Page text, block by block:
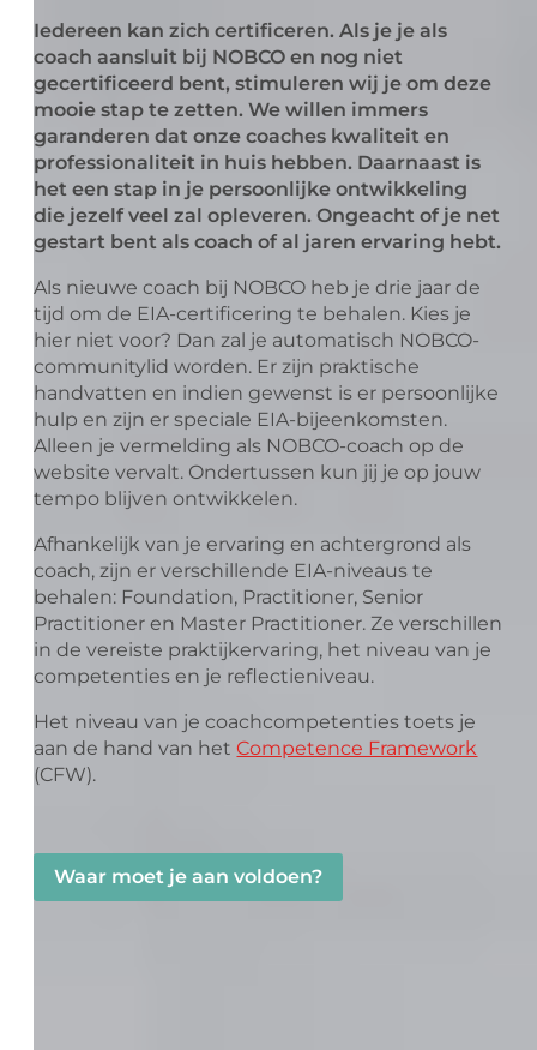
Iedereen kan zich certificeren. Als je je als
coach aansluit bij NOBCO en nog niet
gecertificeerd bent, stimuleren wij je om deze
mooie stap te zetten. We willen immers
garanderen dat onze coaches kwaliteit en
professionaliteit in huis hebben. Daarnaast is
het een stap in je persoonlijke ontwikkeling
die jezelf veel zal opleveren. Ongeacht of je net
gestart bent als coach of al jaren ervaring hebt.
Als nieuwe coach bij NOBCO heb je drie jaar de
tijd om de EIA-certificering te behalen. Kies je
hier niet voor? Dan zal je automatisch NOBCO-
communitylid worden. Er zijn praktische
handvatten en indien gewenst is er persoonlijke
hulp en zijn er speciale EIA-bijeenkomsten.
Alleen je vermelding als NOBCO-coach op de
website vervalt. Ondertussen kun jij je op jouw
tempo blijven ontwikkelen.
Afhankelijk van je ervaring en achtergrond als
coach, zijn er verschillende EIA-niveaus te
behalen: Foundation, Practitioner, Senior
Practitioner en Master Practitioner. Ze verschillen
in de vereiste praktijkervaring, het niveau van je
competenties en je reflectieniveau.
Het niveau van je coachcompetenties toets je
aan de hand van het Competence Framework
(CFW).
Waar moet je aan voldoen?